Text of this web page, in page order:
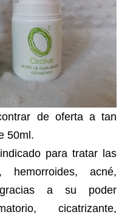
de oferta a tan
50ml.
para tratar las
hemorroides, acné,
a su poder
cicatrizante,